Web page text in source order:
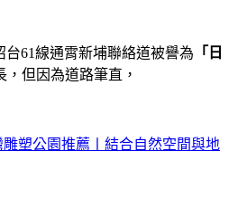
61線通霄新埔聯絡道被譽為 「日
，但因為道路筆直，
雕塑公園推薦〡結合自然空間與地